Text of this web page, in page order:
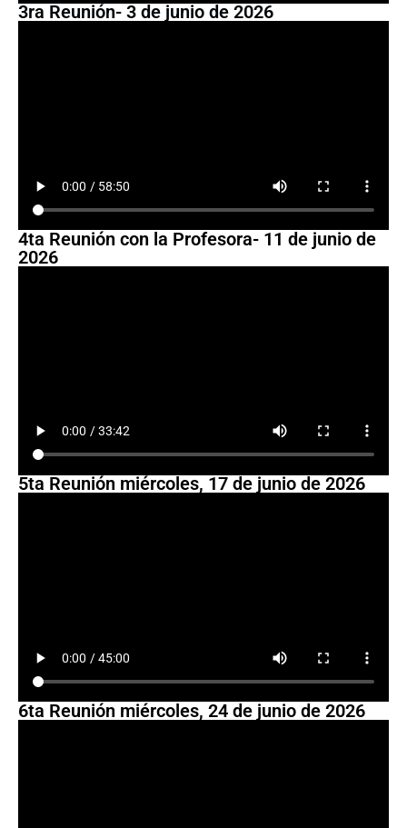
3ra Reunión- 3 de junio de 2026
4ta Reunión con la Profesora- 11 de junio de
2026
5ta Reunión miércoles, 17 de junio de 2026
6ta Reunión miércoles, 24 de junio de 2026